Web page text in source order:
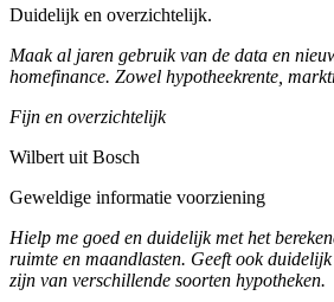
Duidelijk en overzichtelijk.
Maak al jaren gebruik van de data en
homefinance. Zowel hypotheekrente,
Fijn en overzichtelijk
Wilbert uit Bosch
Geweldige informatie voorziening
Hielp me goed en duidelijk met het
ruimte en maandlasten. Geeft ook
zijn van verschillende soorten hypotheken.